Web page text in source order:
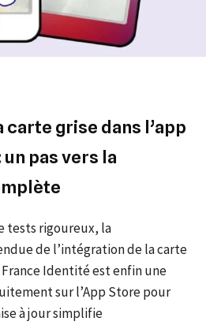
grise dans l’app
pas vers la
tests rigoureux, la
de l’intégration de la carte
Identité est enfin une
sur l’App Store pour
à jour simplifie